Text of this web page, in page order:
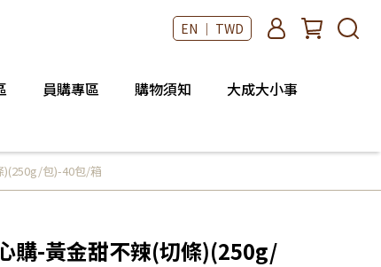
EN ｜ TWD
員購專區 購物須知 大成大小事
)(250g/包)-40包/箱
購-黃金甜不辣(切條)(250g/